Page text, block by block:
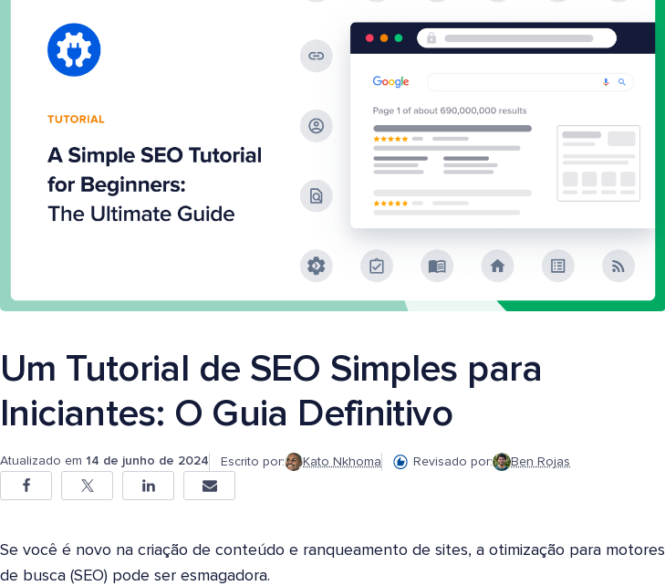
Um Tutorial de SEO Simples para
Iniciantes: O Guia Definitivo
Atualizado em 14 de junho de 2024 Escrito por: Kato Nkhoma Revisado por: Ben Rojas
Se você é novo na criação de conteúdo e ranqueamento de sites, a otimização para motores
de busca (SEO) pode ser esmagadora.